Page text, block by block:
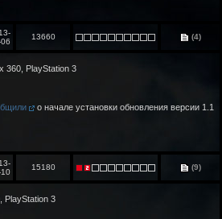
13660 (4)
360, PlayStation 3
о начале установки обновления версии 1.1
15180 (9)
PlayStation 3